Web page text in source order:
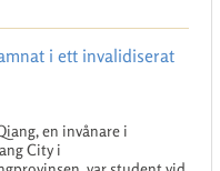
i ett invalidiserat
en invånare i
City i